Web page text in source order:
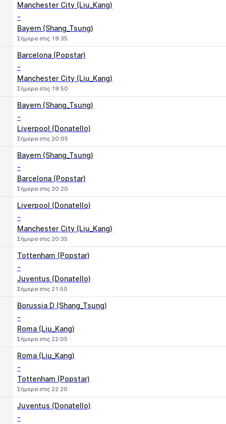
Manchester City (Liu_Kang)
-
Bayern (Shang_Tsung)
Σήμερα στις 19:35
Barcelona (Popstar)
-
Manchester City (Liu_Kang)
Σήμερα στις 19:50
Bayern (Shang_Tsung)
-
Liverpool (Donatello)
Σήμερα στις 20:05
Bayern (Shang_Tsung)
-
Barcelona (Popstar)
Σήμερα στις 20:20
Liverpool (Donatello)
-
Manchester City (Liu_Kang)
Σήμερα στις 20:35
Tottenham (Popstar)
-
Juventus (Donatello)
Σήμερα στις 21:50
Borussia D (Shang_Tsung)
-
Roma (Liu_Kang)
Σήμερα στις 22:05
Roma (Liu_Kang)
-
Tottenham (Popstar)
Σήμερα στις 22:20
Juventus (Donatello)
-